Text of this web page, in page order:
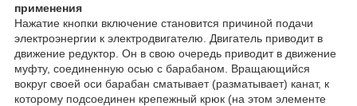
применения
Нажатие кнопки включение становится причиной подачи
электроэнергии к электродвигателю. Двигатель приводит в
движение редуктор. Он в свою очередь приводит в движение
муфту, соединенную осью с барабаном. Вращающийся
вокруг своей оси барабан сматывает (разматывает) канат, к
которому подсоединен крепежный крюк (на этом элементе